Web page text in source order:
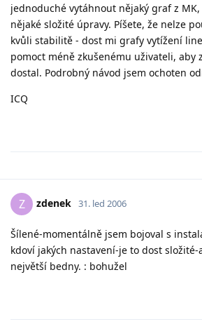
jednoduché vytáhnout nějaký graf z
nějaké složité úpravy. Píšete, že nelze
kvůli stabilitě - dost mi grafy vytížení
pomoct méně zkušenému uživateli, aby
dostal. Podrobný návod jsem ochoten
ICQ
Z zdenek 31. led 2006
Šílené-momentálně jsem bojoval s
kdoví jakých nastavení-je to dost
největší bedny. : bohužel